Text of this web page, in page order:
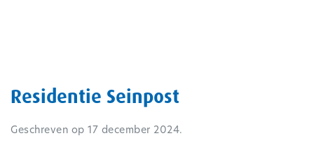
Residentie Seinpost
Geschreven op 17 december 2024.